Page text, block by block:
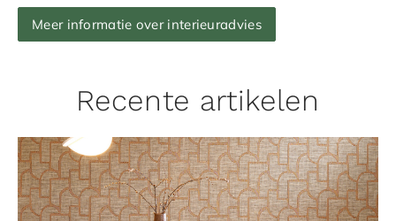
Meer informatie over interieuradvies
Recente artikelen